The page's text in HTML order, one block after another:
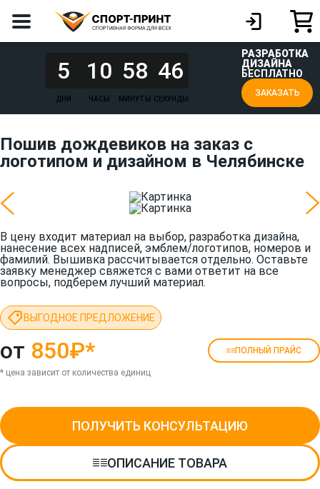
5
ДНИ
10
ЧАСЫ
58
МИНУТЫ
46
СЕКУНДЫ
РАЗРАБОТКА
ДИЗАЙНА
БЕСПЛАТНО
ЗАКАЗАТЬ
Пошив дождевиков на заказ с
логотипом и дизайном в Челябинске
В цену входит материал на выбор, разработка дизайна,
нанесение всех надписей, эмблем/логотипов, номеров и
фамилий. Вышивка рассчитывается отдельно. Оставьте
заявку менеджер свяжется с вами ответит на все
вопросы, подберем лучший материал.
ВЫГОДНОЕ ПРЕДЛОЖЕНИЕ
от 850₽* ПОЛНЫЙ ПРАЙС
* цена зависит от количества единиц
ПОЛУЧИТЬ КОНСУЛЬТАЦИЮ
ОПИСАНИЕ ТОВАРА